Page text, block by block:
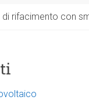
rifacimento con